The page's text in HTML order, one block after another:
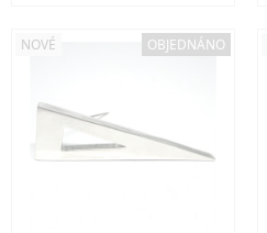
NOVÉ OBJEDNÁNO